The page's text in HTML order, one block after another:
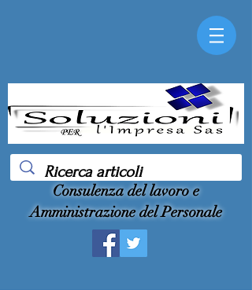
Consulenza del lavoro e
Amministrazione del Personale